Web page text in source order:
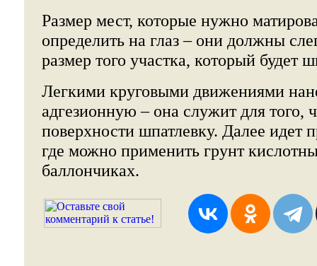
Размер мест, которые нужно
определить на глаз – они должны
размер того участка, который будет
Легкими круговыми движениями
адгезионную – она служит для того,
поверхности шпатлевку. Далее идет
где можно применить грунт
баллончиках.